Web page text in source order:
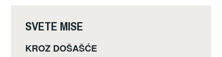
o
k
SVETE MISE
KROZ DOŠAŠĆE